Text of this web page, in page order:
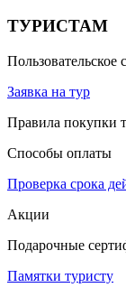
ТУРИСТАМ
Пользовательское
Заявка на тур
Правила покупки
Способы оплаты
Проверка срока
Акции
Подарочные
Памятки туристу